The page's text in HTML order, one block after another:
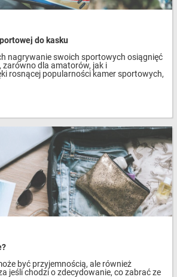
do kasku
nagrywanie swoich sportowych osiągnięć
zarówno dla amatorów, jak i
rosnącej popularności kamer sportowych,
być przyjemnością, ale również
jeśli chodzi o zdecydowanie, co zabrać ze